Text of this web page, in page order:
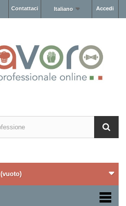
Accedi
Italiano
Contattaci
(vuoto)